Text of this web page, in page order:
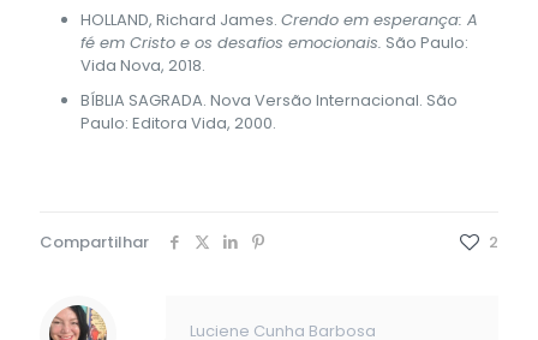
HOLLAND, Richard James. Crendo em esperança: A
fé em Cristo e os desafios emocionais. São Paulo:
Vida Nova, 2018.
BÍBLIA SAGRADA. Nova Versão Internacional. São
Paulo: Editora Vida, 2000.
Compartilhar 2
Luciene Cunha Barbosa